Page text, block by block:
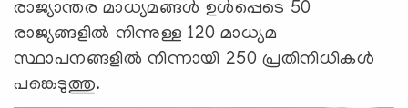
രാജ്യാന്തര മാധ്യമങ്ങൾ ഉൾപ്പെടെ 50
രാജ്യങ്ങളിൽ നിന്നുള്ള 120 മാധ്യമ
സ്ഥാപനങ്ങളിൽ നിന്നായി 250 പ്രതിനിധികൾ
പങ്കെടുത്തു.